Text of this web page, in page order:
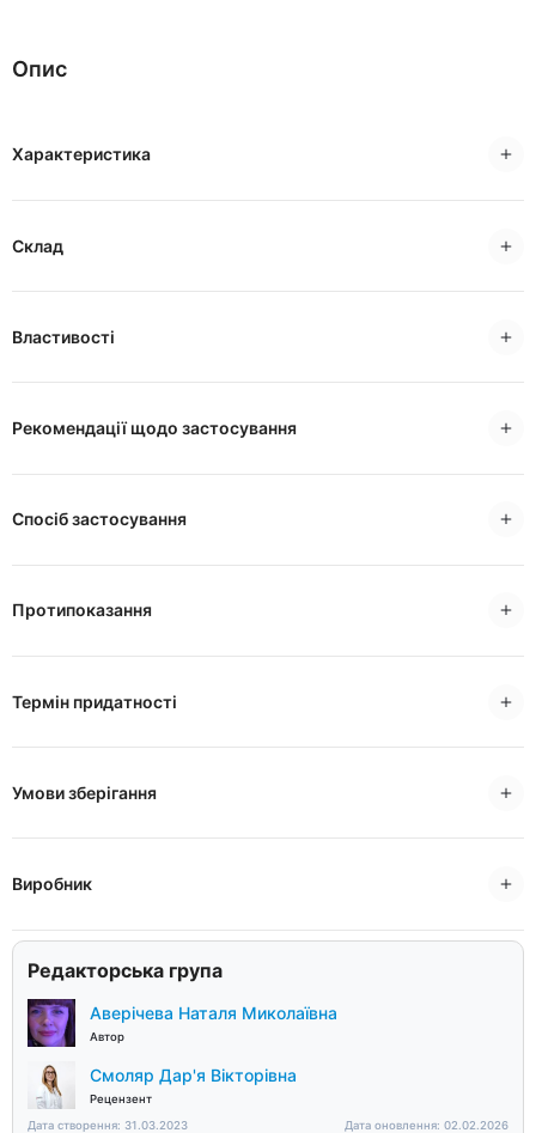
Опис
Характеристика
Склад
Властивості
Рекомендації щодо застосування
Спосіб застосування
Протипоказання
Термін придатності
Умови зберігання
Виробник
Редакторська група
Аверічева Наталя Миколаївна
Автор
Смоляр Дар'я Вікторівна
Рецензент
Дата створення: 31.03.2023
Дата оновлення: 02.02.2026